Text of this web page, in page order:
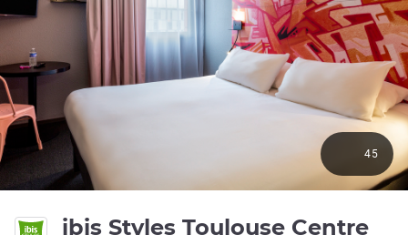
ibis Styles Toulouse Centre
45